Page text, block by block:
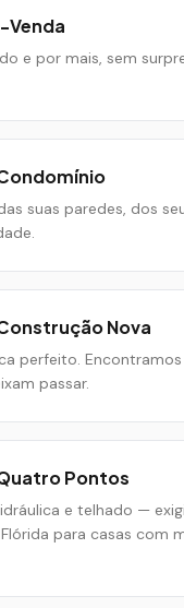
Venda
e por mais, sem
suas paredes, dos
Nova
perfeito.
passar.
Pontos
e telhado —
para casas com